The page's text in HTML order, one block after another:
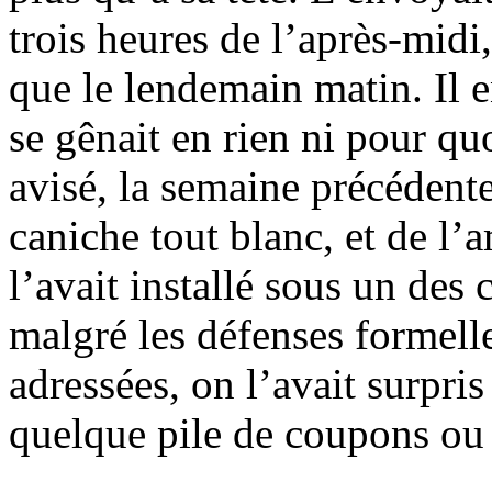
trois heures de l’après-
que le lendemain matin. Il
se gênait en rien ni pour
avisé, la semaine
caniche tout blanc, et de
l’avait installé sous un des
malgré les défenses
adressées, on l’avait
quelque pile de coupons